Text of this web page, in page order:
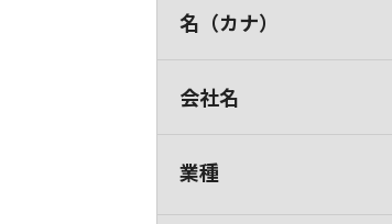
名（カナ）
会社名
業種